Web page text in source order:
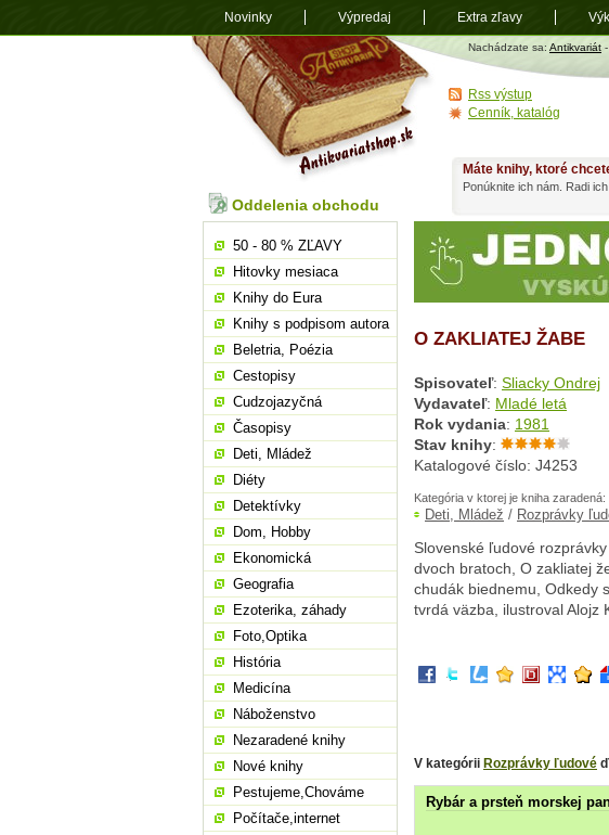
Antikvariát
shop.sk
Nachádzate sa: Antikvariát -
O ZAKLIATEJ ŽABE
Spisovateľ: Sliacky Ondrej
Vydavateľ: Mladé letá
Rok vydania: 1981
Stav knihy:
Katalogové číslo: J4253
Kategória v ktorej je kniha zaradená:
Deti, Mládež / Rozprávky
Slovenské ľudové
dvoch bratoch, O zakliatej
chudák biednemu, Odkedy
tvrdá väzba, ilustroval Alojz
V kategórii Rozprávky ľudové
Rybár a prsteň morskej
Máte knihy, ktoré
Ponúknite ich nám. Radi
Oddelenia obchodu
50 - 80 % ZĽAVY
Hitovky mesiaca
Knihy do Eura
Knihy s podpisom autora
Beletria, Poézia
Cestopisy
Cudzojazyčná
Časopisy
Deti, Mládež
Diéty
Detektívky
Dom, Hobby
Ekonomická
Geografia
Ezoterika, záhady
Foto,Optika
História
Medicína
Náboženstvo
Nezaradené knihy
Nové knihy
Pestujeme,Chováme
Počítače,internet
Rss výstup
Cenník, katalóg
Novinky Výpredaj Extra zľavy